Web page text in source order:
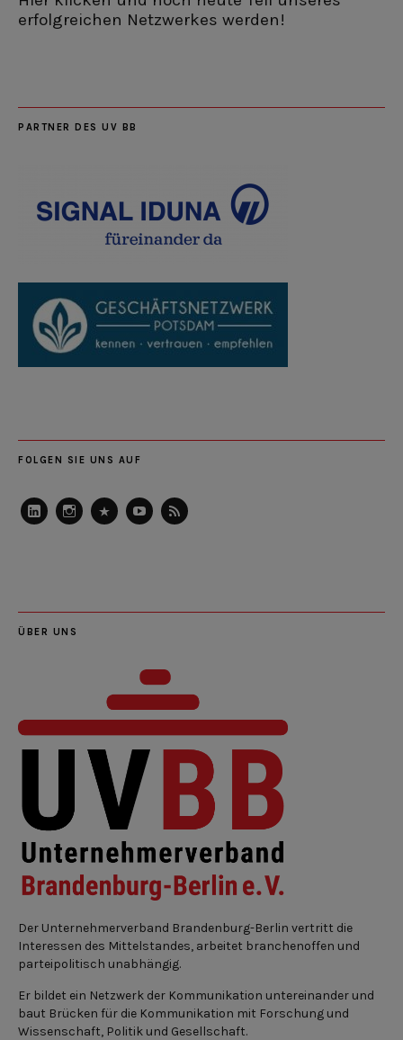
erfolgreichen Netzwerkes werden!
PARTNER DES UV BB
FOLGEN SIE UNS AUF
ÜBER UNS
Der Unternehmerverband Brandenburg-Berlin vertritt die
Interessen des Mittelstandes, arbeitet branchenoffen und
parteipolitisch unabhängig.
Er bildet ein Netzwerk der Kommunikation untereinander und
baut Brücken für die Kommunikation mit Forschung und
Wissenschaft, Politik und Gesellschaft.